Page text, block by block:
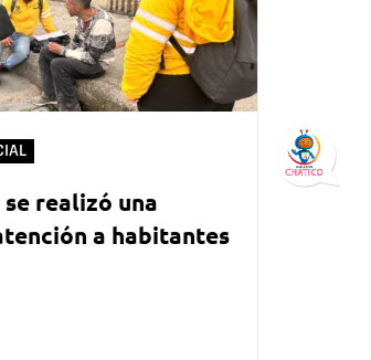
realizó una
a habitantes